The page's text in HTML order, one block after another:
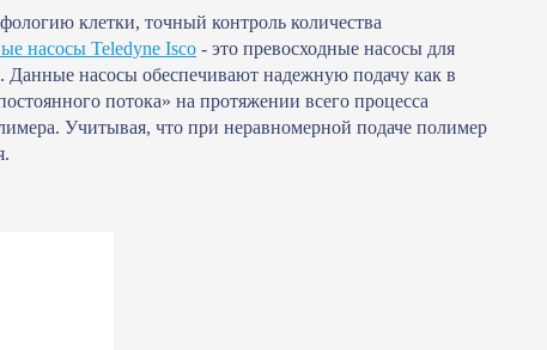
клетки, точный контроль количества
насосы Teledyne Isco - это превосходные насосы для
Данные насосы обеспечивают надежную подачу как в
потока» на протяжении всего процесса
Учитывая, что при неравномерной подаче полимер